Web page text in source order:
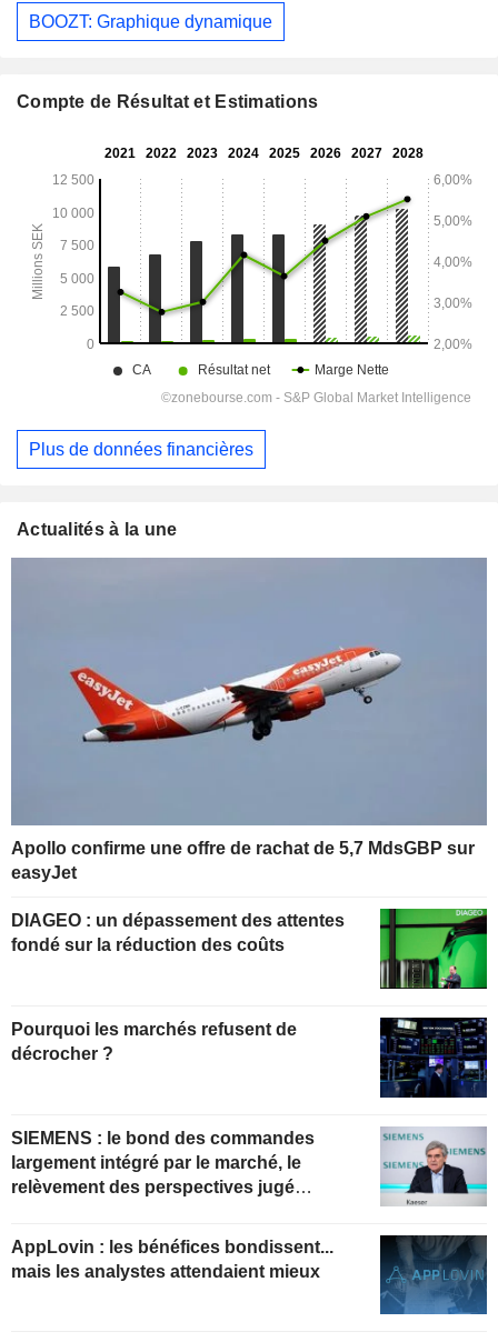
BOOZT: Graphique dynamique
Compte de Résultat et Estimations
Plus de données financières
Actualités à la une
Apollo confirme une offre de rachat de 5,7 MdsGBP sur
easyJet
DIAGEO : un dépassement des attentes
fondé sur la réduction des coûts
Pourquoi les marchés refusent de
décrocher ?
SIEMENS : le bond des commandes
largement intégré par le marché, le
relèvement des perspectives jugé
actuelles
AppLovin : les bénéfices bondissent...
mais les analystes attendaient mieux